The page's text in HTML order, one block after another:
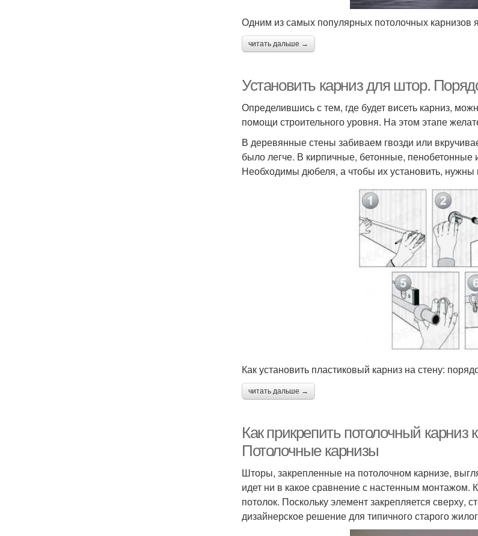
Одним из самых популярных потолочных карнизов
читать дальше →
Установить карниз для штор.
Определившись с тем, где будет висеть карниз,
помощи строительного уровня. На этом этапе
В деревянные стены забиваем гвозди или
было легче. В кирпичные, бетонные, пенобетонные
Необходимы дюбеля, а чтобы их установить, нужны
Как установить пластиковый карниз на стену:
читать дальше →
Как прикрепить потолочный карниз
Потолочные карнизы
Шторы, закрепленные на потолочном карнизе,
идет ни в какое сравнение с настенным монтажом.
потолок. Поскольку элемент закрепляется сверху,
дизайнерское решение для типичного старого